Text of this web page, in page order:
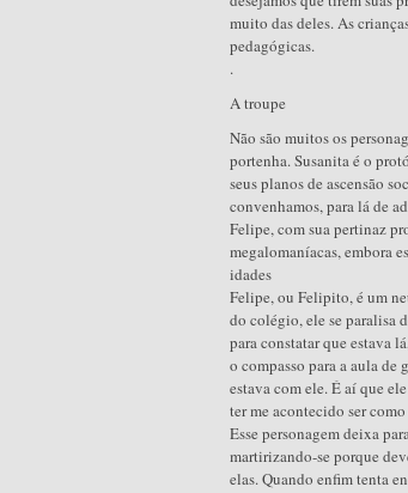
muito das deles. As
pedagógicas.
.
A troupe
Não são muitos os
portenha. Susanita é o
seus planos de ascensão
convenhamos, para lá de
Felipe, com sua pertinaz
megalomaníacas, embora
idades
Felipe, ou Felipito, é um
do colégio, ele se paralisa
para constatar que estava
o compasso para a aula
estava com ele. É aí que
ter me acontecido ser
Esse personagem deixa
martirizando-se porque
elas. Quando enfim tenta